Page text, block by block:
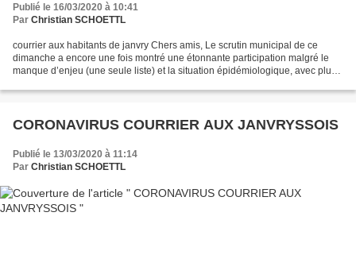
Publié le 16/03/2020 à 10:41
Par Christian SCHOETTL
courrier aux habitants de janvry Chers amis, Le scrutin municipal de ce
dimanche a encore une fois montré une étonnante participation malgré le
manque d’enjeu (une seule liste) et la situation épidémiologique, avec plus
CORONAVIRUS COURRIER AUX JANVRYSSOIS
Publié le 13/03/2020 à 11:14
Par Christian SCHOETTL